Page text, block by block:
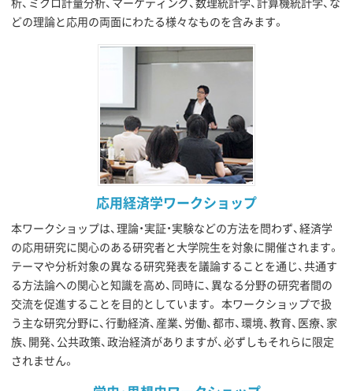
どの理論と応用の両面にわたる様々なものを含みます。
応用経済学ワークショップ
本ワークショップは、理論・実証・実験などの方法を問わず、経済学
の応用研究に関心のある研究者と大学院生を対象に開催されます。
テーマや分析対象の異なる研究発表を議論することを通じ、共通す
る方法論への関心と知識を高め、同時に、異なる分野の研究者間の
交流を促進することを目的としています。 本ワークショップで扱
う主な研究分野に、行動経済、産業、労働、都市、環境、教育、医療、家
族、開発、公共政策、政治経済がありますが、必ずしもそれらに限定
されません。